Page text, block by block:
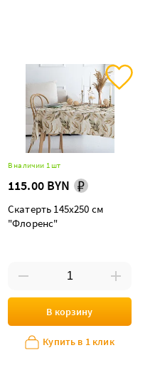
В наличии 1 шт
115.00 BYN
Скатерть 145х250 см
"Флоренс"
В корзину
Купить в 1 клик